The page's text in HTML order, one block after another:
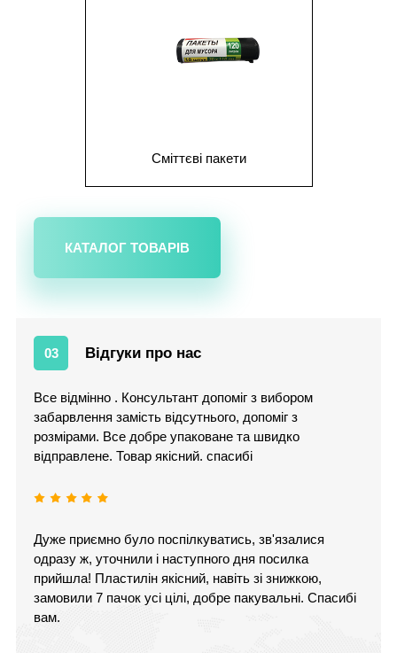
Сміттєві пакети
КАТАЛОГ ТОВАРІВ
03 Відгуки про нас
Все відмінно . Консультант допоміг з вибором
забарвлення замість відсутнього, допоміг з
розмірами. Все добре упаковане та швидко
відправлене. Товар якісний. спасибі
Дуже приємно було поспілкуватись, зв'язалися
одразу ж, уточнили і наступного дня посилка
прийшла! Пластилін якісний, навіть зі знижкою,
замовили 7 пачок усі цілі, добре пакувальні. Спасибі
вам.